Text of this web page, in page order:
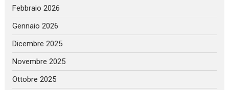
Febbraio 2026
Gennaio 2026
Dicembre 2025
Novembre 2025
Ottobre 2025